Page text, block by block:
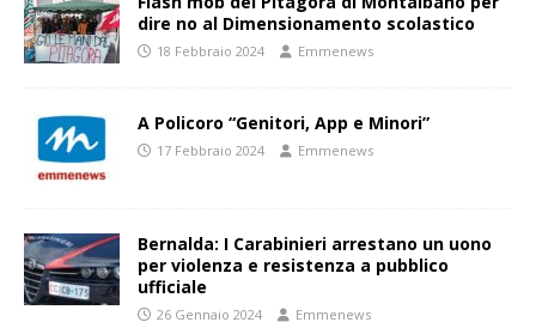
dire no al Dimensionamento scolastico
18 Febbraio 2024 Emmenews
A Policoro “Genitori, App e Minori”
17 Febbraio 2024 Emmenews
Bernalda: I Carabinieri arrestano un uono
per violenza e resistenza a pubblico
ufficiale
26 Gennaio 2024 Emmenews